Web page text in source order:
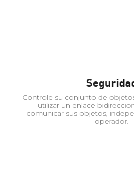
Controle su conjunto de
utilizar un enlace
comunicar sus objetos,
operador.